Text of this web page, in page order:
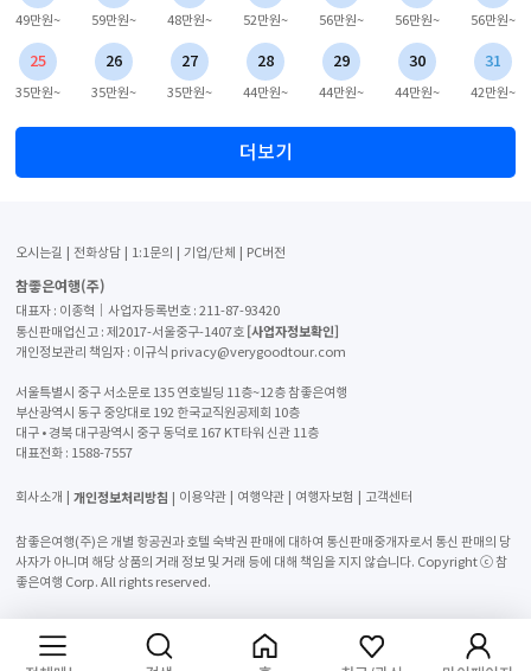
49만원~ 59만원~ 48만원~ 52만원~ 56만원~ 56만원~ 56만원~
25
35만원~
26
35만원~
27
35만원~
28
44만원~
29
44만원~
30
44만원~
31
42만원~
더보기
오시는길 전화상담 1:1문의 기업/단체 PC버전
참좋은여행(주)
대표자 : 이종혁│사업자등록번호 : 211-87-93420
통신판매업신고 : 제2017-서울중구-1407호 [사업자정보확인]
개인정보관리 책임자 : 이규식 privacy@verygoodtour.com
서울특별시 중구 서소문로 135 연호빌딩 11층~12층 참좋은여행
부산광역시 동구 중앙대로 192 한국교직원공제회 10층
대구 • 경북 대구광역시 중구 동덕로 167 KT타워 신관 11층
대표전화 : 1588-7557
회사소개 개인정보처리방침 이용약관 여행약관 여행자보험 고객센터
참좋은여행(주)은 개별 항공권과 호텔 숙박권 판매에 대하여 통신판매중개자로서 통신 판매의 당
사자가 아니며 해당 상품의 거래 정보 및 거래 등에 대해 책임을 지지 않습니다. Copyright ⓒ 참
좋은여행 Corp. All rights reserved.